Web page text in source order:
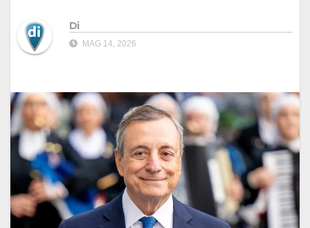
Di
MAG 14, 2026